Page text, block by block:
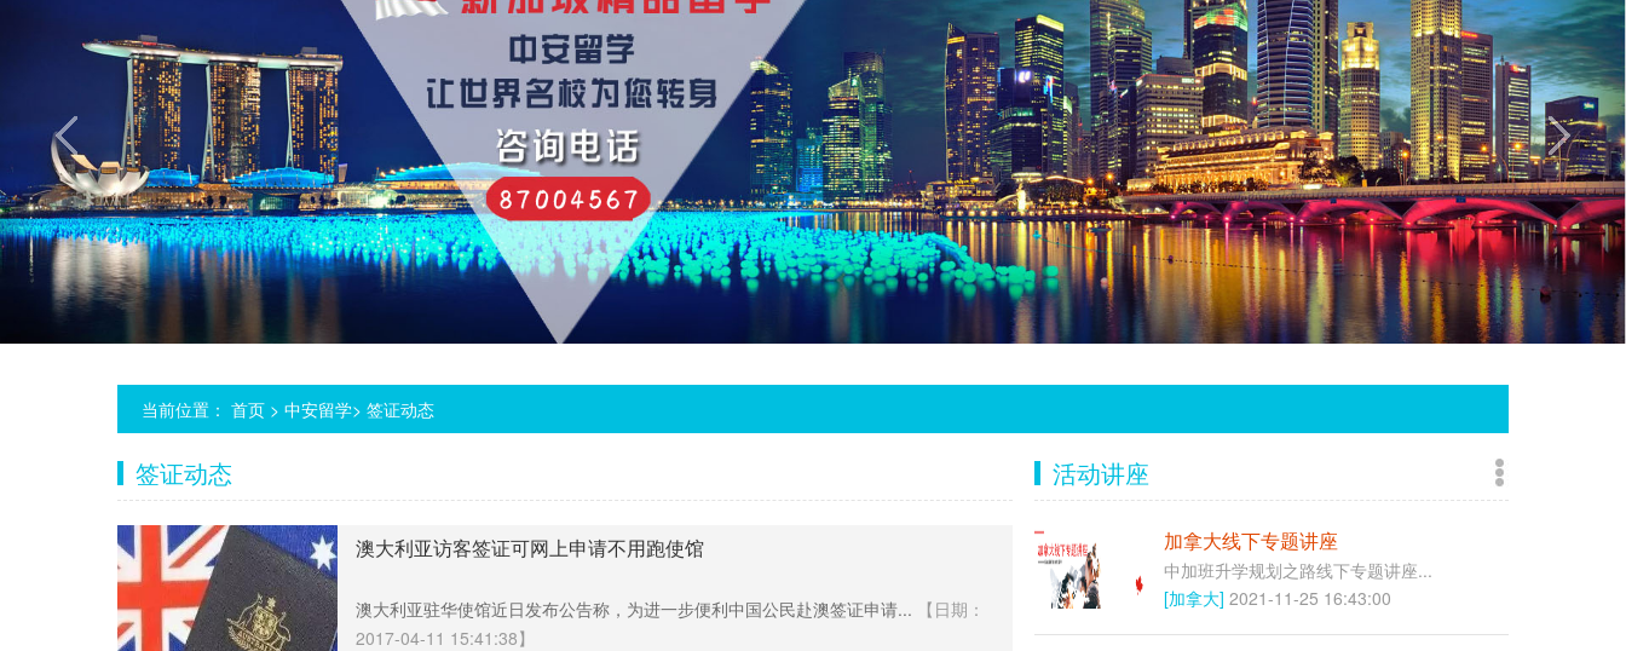
当前位置： 首页 > 中安留学> 签证动态
签证动态
澳大利亚访客签证可网上申请不用跑使馆
澳大利亚驻华使馆近日发布公告称，为进一步便利中国公民赴澳签证申请... 【日期：
2017-04-11 15:41:38】
活动讲座
加拿大线下专题讲座
中加班升学规划之路线下专题讲座...
[加拿大] 2021-11-25 16:43:00